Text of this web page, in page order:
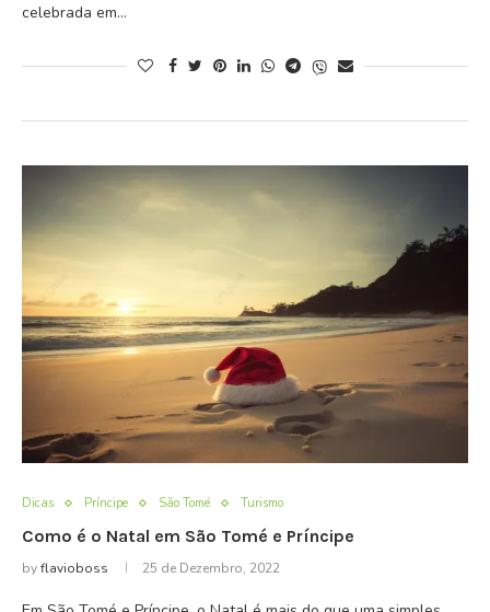
celebrada em…
Dicas Príncipe São Tomé Turismo
Como é o Natal em São Tomé e Príncipe
byflavioboss 25 de Dezembro, 2022